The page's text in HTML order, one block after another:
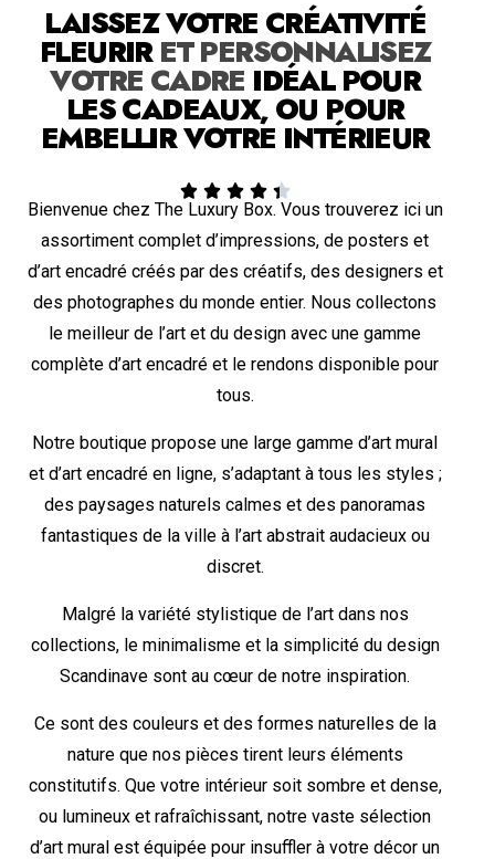
LAISSEZ VOTRE CRÉATIVITÉ
FLEURIRET PERSONNALISEZ
VOTRE CADRE IDÉAL POUR
LES CADEAUX, OU POUR
EMBELLIR VOTRE INTÉRIEUR
    
Bienvenue chez The Luxury Box. Vous trouverez ici un
assortiment complet d’impressions, de posters et
d’art encadré créés par des créatifs, des designers et
des photographes du monde entier. Nous collectons
le meilleur de l’art et du design avec une gamme
complète d’art encadré et le rendons disponible pour
tous.
Notre boutique propose une large gamme d’art mural
et d’art encadré en ligne, s’adaptant à tous les styles ;
des paysages naturels calmes et des panoramas
fantastiques de la ville à l’art abstrait audacieux ou
discret.
Malgré la variété stylistique de l’art dans nos
collections, le minimalisme et la simplicité du design
Scandinave sont au cœur de notre inspiration.
Ce sont des couleurs et des formes naturelles de la
nature que nos pièces tirent leurs éléments
constitutifs. Que votre intérieur soit sombre et dense,
ou lumineux et rafraîchissant, notre vaste sélection
d’art mural est équipée pour insuffler à votre décor un